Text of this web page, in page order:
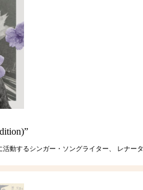
動するシンガー・ソングライター、 レナ